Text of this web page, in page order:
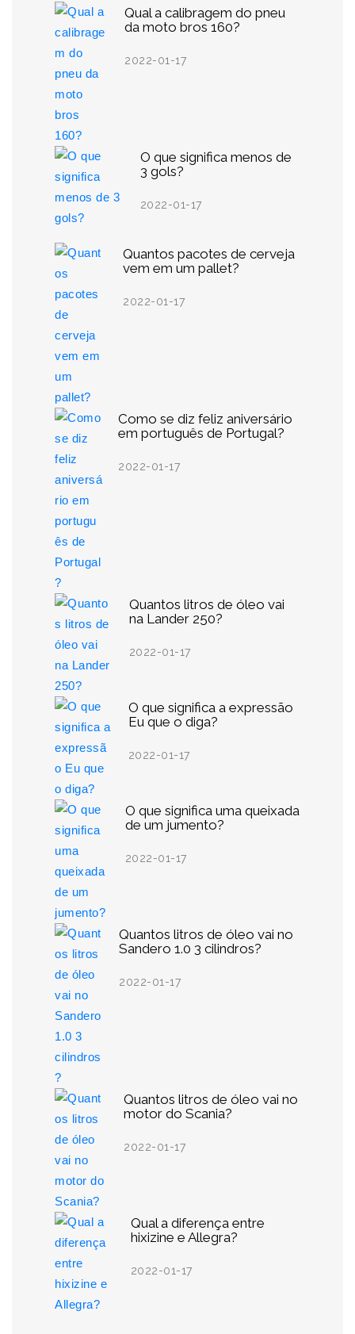
Qual a calibragem do pneu
da moto bros 160?
2022-01-17
O que significa menos de
3 gols?
2022-01-17
Quantos pacotes de cerveja
vem em um pallet?
2022-01-17
Como se diz feliz aniversário
em português de Portugal?
2022-01-17
Quantos litros de óleo vai
na Lander 250?
2022-01-17
O que significa a expressão
Eu que o diga?
2022-01-17
O que significa uma queixada
de um jumento?
2022-01-17
Quantos litros de óleo vai no
Sandero 1.0 3 cilindros?
2022-01-17
Quantos litros de óleo vai no
motor do Scania?
2022-01-17
Qual a diferença entre
hixizine e Allegra?
2022-01-17